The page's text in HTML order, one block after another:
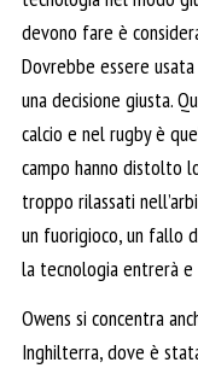
devono fare è
Dovrebbe essere
una decisione giusta.
calcio e nel rugby è
campo hanno distolto
troppo rilassati
un fuorigioco, un fallo
la tecnologia entrerà
Owens si concentra
Inghilterra, dove è